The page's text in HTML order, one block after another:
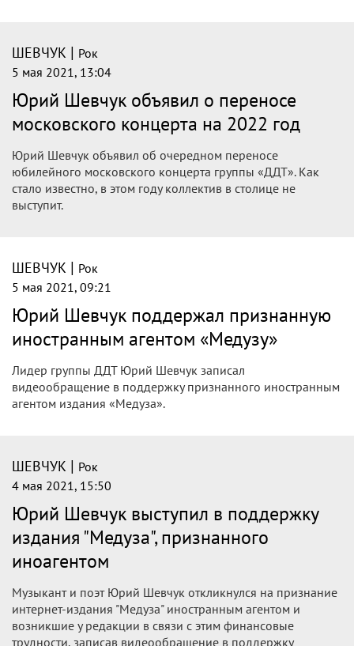
ШЕВЧУК | Рок
5 мая 2021, 13:04
Юрий Шевчук объявил о переносе
московского концерта на 2022 год
Юрий Шевчук объявил об очередном переносе
юбилейного московского концерта группы «ДДТ». Как
стало известно, в этом году коллектив в столице не
выступит.
ШЕВЧУК | Рок
5 мая 2021, 09:21
Юрий Шевчук поддержал признанную
иностранным агентом «Медузу»
Лидер группы ДДТ Юрий Шевчук записал
видеообращение в поддержку признанного иностранным
агентом издания «Медуза».
ШЕВЧУК | Рок
4 мая 2021, 15:50
Юрий Шевчук выступил в поддержку
издания "Медуза", признанного
иноагентом
Музыкант и поэт Юрий Шевчук откликнулся на признание
интернет-издания "Медуза" иностранным агентом и
возникшие у редакции в связи с этим финансовые
трудности, записав видеообращение в поддержку